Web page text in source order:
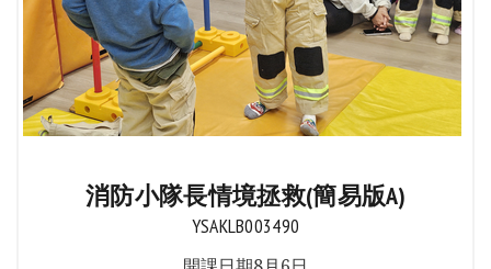
消防小隊長情境拯救(簡易版A)
YSAKLB003490